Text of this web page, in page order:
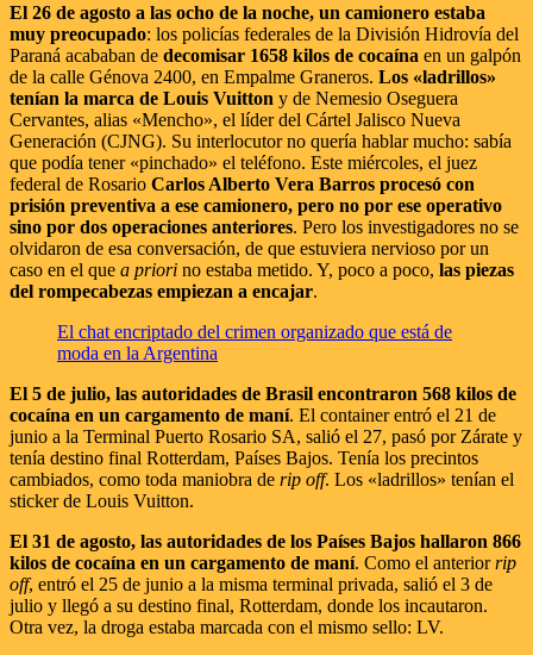
El 26 de agosto a las ocho de la noche, un camionero estaba
muy preocupado: los policías federales de la División Hidrovía del
Paraná acababan de decomisar 1658 kilos de cocaína en un galpón
de la calle Génova 2400, en Empalme Graneros. Los «ladrillos»
tenían la marca de Louis Vuitton y de Nemesio Oseguera
Cervantes, alias «Mencho», el líder del Cártel Jalisco Nueva
Generación (CJNG). Su interlocutor no quería hablar mucho: sabía
que podía tener «pinchado» el teléfono. Este miércoles, el juez
federal de Rosario Carlos Alberto Vera Barros procesó con
prisión preventiva a ese camionero, pero no por ese operativo
sino por dos operaciones anteriores. Pero los investigadores no se
olvidaron de esa conversación, de que estuviera nervioso por un
caso en el que a priori no estaba metido. Y, poco a poco, las piezas
del rompecabezas empiezan a encajar.
El chat encriptado del crimen organizado que está de
moda en la Argentina
El 5 de julio, las autoridades de Brasil encontraron 568 kilos de
cocaína en un cargamento de maní. El container entró el 21 de
junio a la Terminal Puerto Rosario SA, salió el 27, pasó por Zárate y
tenía destino final Rotterdam, Países Bajos. Tenía los precintos
cambiados, como toda maniobra de rip off. Los «ladrillos» tenían el
sticker de Louis Vuitton.
El 31 de agosto, las autoridades de los Países Bajos hallaron 866
kilos de cocaína en un cargamento de maní. Como el anteriorrip
off, entró el 25 de junio a la misma terminal privada, salió el 3 de
julio y llegó a su destino final, Rotterdam, donde los incautaron.
Otra vez, la droga estaba marcada con el mismo sello: LV.